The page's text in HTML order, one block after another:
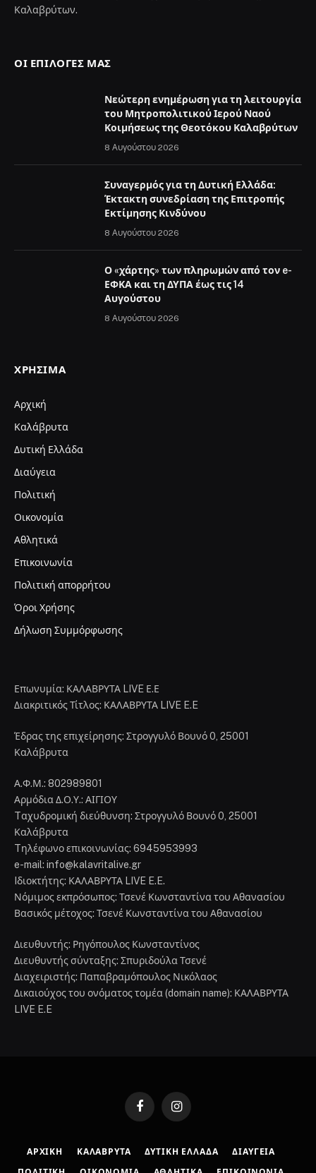
Καλαβρύτων.
ΟΙ ΕΠΙΛΟΓΈΣ ΜΑΣ
Νεώτερη ενημέρωση για τη λειτουργία
του Μητροπολιτικού Ιερού Ναού
Κοιμήσεως της Θεοτόκου Καλαβρύτων
8 Αυγούστου 2026
Συναγερμός για τη Δυτική Ελλάδα:
Έκτακτη συνεδρίαση της Επιτροπής
Εκτίμησης Κινδύνου
8 Αυγούστου 2026
Ο «χάρτης» των πληρωμών από τον e-
ΕΦΚΑ και τη ΔΥΠΑ έως τις 14
Αυγούστου
8 Αυγούστου 2026
ΧΡΉΣΙΜΑ
Αρχική
Καλάβρυτα
Δυτική Ελλάδα
Διαύγεια
Πολιτική
Οικονομία
Αθλητικά
Επικοινωνία
Πολιτική απορρήτου
Όροι Χρήσης
Δήλωση Συμμόρφωσης
Επωνυμία: ΚΑΛΑΒΡΥΤΑ LIVE Ε.Ε
Διακριτικός Τίτλος: ΚΑΛΑΒΡΥΤΑ LIVE E.E
Έδρας της επιχείρησης: Στρογγυλό Βουνό 0, 25001
Καλάβρυτα
Α.Φ.Μ.: 802989801
Αρμόδια Δ.Ο.Υ.: ΑΙΓΙΟΥ
Tαχυδρομική διεύθυνση: Στρογγυλό Βουνό 0, 25001
Καλάβρυτα
Tηλέφωνο επικοινωνίας: 6945953993
e-mail: info@kalavritalive.gr
Iδιοκτήτης: ΚΑΛΑΒΡΥΤΑ LIVE E.E.
Νόμιμος εκπρόσωπος: Τσενέ Κωνσταντίνα του Αθανασίου
Βασικός μέτοχος: Τσενέ Κωνσταντίνα του Αθανασίου
Διευθυντής: Ρηγόπουλος Κωνσταντίνος
Διευθυντής σύνταξης: Σπυριδούλα Τσενέ
Διαχειριστής: Παπαβραμόπουλος Νικόλαος
Δικαιούχος του ονόματος τομέα (domain name): ΚΑΛΑΒΡΥΤΑ
LIVE E.E
FacebookInstagram
ΑΡΧΙΚΉ ΚΑΛΆΒΡΥΤΑ ΔΥΤΙΚΉ ΕΛΛΆΔΑ ΔΙΑΎΓΕΙΑ